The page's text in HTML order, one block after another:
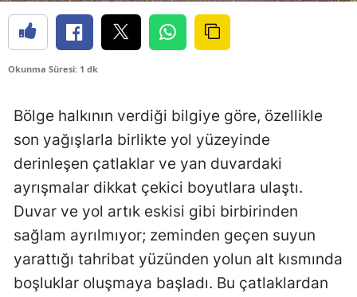
Okunma Süresi: 1 dk
Bölge halkının verdiği bilgiye göre, özellikle
son yağışlarla birlikte yol yüzeyinde
derinleşen çatlaklar ve yan duvardaki
ayrışmalar dikkat çekici boyutlara ulaştı.
Duvar ve yol artık eskisi gibi birbirinden
sağlam ayrılmıyor; zeminden geçen suyun
yarattığı tahribat yüzünden yolun alt kısmında
boşluklar oluşmaya başladı. Bu çatlaklardan